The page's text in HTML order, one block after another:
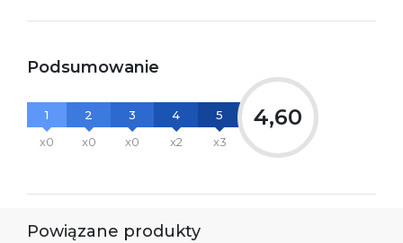
Podsumowanie
1
x0
2
x0
3
x0
4
x2
5
x3
4,60
Powiązane produkty